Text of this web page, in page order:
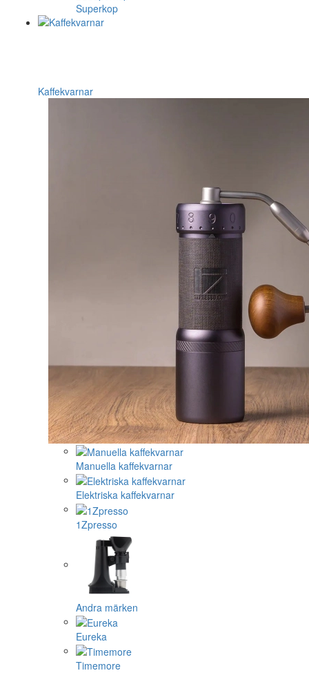
Superkop
Kaffekvarnar
Manuella kaffekvarnar
Elektriska kaffekvarnar
1Zpresso
Andra märken
Eureka
Timemore